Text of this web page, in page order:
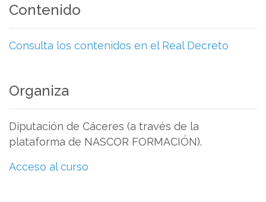
Contenido
Consulta los contenidos en el Real Decreto
Organiza
Diputación de Cáceres (a través de la
plataforma de NASCOR FORMACIÓN).
Acceso al curso